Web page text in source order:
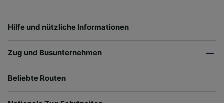
Hilfe und nützliche Informationen
Zug und Busunternehmen
Beliebte Routen